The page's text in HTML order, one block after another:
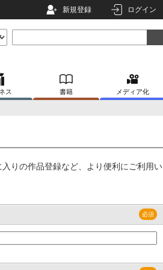
新規登録 ログイン
ス 書籍 メディア化
りの作品登録など、より便利にご利用い